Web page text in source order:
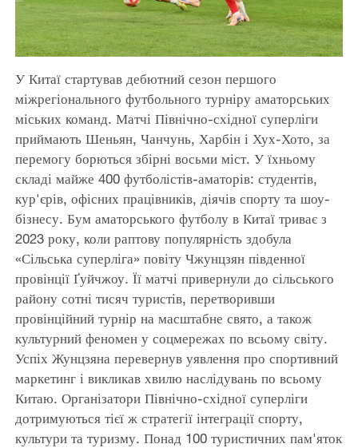
У Китаї стартував дебютний сезон першого
міжрегіонального футбольного турніру аматорських
міських команд. Матчі Північно-східної суперліги
приймають Шеньян, Чанчунь, Харбін і Хух-Хото, за
перемогу борються збірні восьми міст. У їхньому
складі майже 400 футболістів-аматорів: студентів,
кур'єрів, офісних працівників, діячів спорту та шоу-
бізнесу. Бум аматорського футболу в Китаї триває з
2023 року, коли раптову популярність здобула
«Сільська суперліга» повіту Чжунцзян південної
провінції Ґуйчжоу. Її матчі привернули до сільського
району сотні тисяч туристів, перетворивши
провінційний турнір на масштабне свято, а також
культурний феномен у соцмережах по всьому світу.
Успіх Жунцзяна перевернув уявлення про спортивний
маркетинг і викликав хвилю наслідувань по всьому
Китаю. Організатори Північно-східної суперліги
дотримуються тієї ж стратегії інтеграції спорту,
культури та туризму. Понад 100 туристичних пам'яток